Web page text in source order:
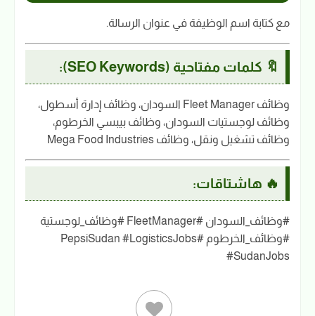
مع كتابة اسم الوظيفة في عنوان الرسالة.
🔖 كلمات مفتاحية (SEO Keywords):
وظائف Fleet Manager السودان، وظائف إدارة أسطول،
وظائف لوجستيات السودان، وظائف بيبسي الخرطوم،
وظائف تشغيل ونقل، وظائف Mega Food Industries
🔥 هاشتاقات:
#وظائف_السودان #FleetManager #وظائف_لوجستية
#وظائف_الخرطوم #PepsiSudan #LogisticsJobs
#SudanJobs